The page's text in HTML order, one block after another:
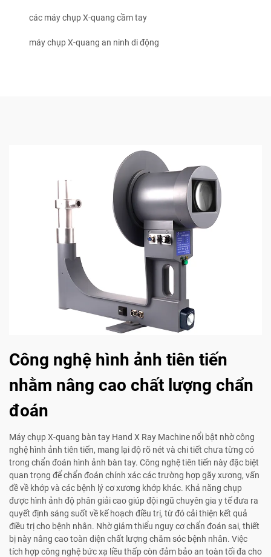
các máy chụp X-quang cầm tay
máy chụp X-quang an ninh di động
Công nghệ hình ảnh tiên tiến
nhằm nâng cao chất lượng chẩn
đoán
Máy chụp X-quang bàn tay Hand X Ray Machine nổi bật nhờ công
nghệ hình ảnh tiên tiến, mang lại độ rõ nét và chi tiết chưa từng có
trong chẩn đoán hình ảnh bàn tay. Công nghệ tiên tiến này đặc biệt
quan trọng để chẩn đoán chính xác các trường hợp gãy xương, vấn
đề về khớp và các bệnh lý cơ xương khớp khác. Khả năng chụp
được hình ảnh độ phân giải cao giúp đội ngũ chuyên gia y tế đưa ra
quyết định sáng suốt về kế hoạch điều trị, từ đó cải thiện kết quả
điều trị cho bệnh nhân. Nhờ giảm thiểu nguy cơ chẩn đoán sai, thiết
bị này nâng cao toàn diện chất lượng chăm sóc bệnh nhân. Việc
tích hợp công nghệ bức xạ liều thấp còn đảm bảo an toàn tối đa cho